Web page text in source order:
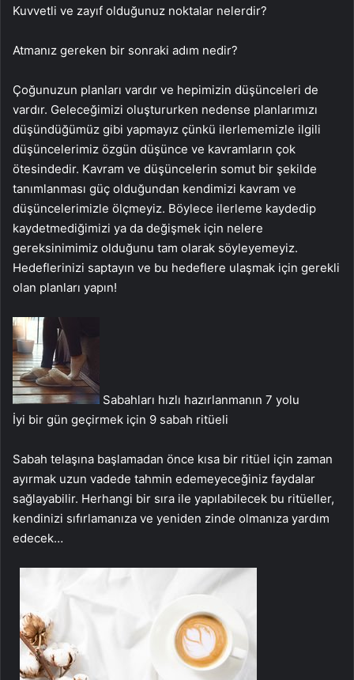
Kuvvetli ve zayıf olduğunuz noktalar nelerdir?
Atmanız gereken bir sonraki adım nedir?
Çoğunuzun planları vardır ve hepimizin düşünceleri de
vardır. Geleceğimizi oluştururken nedense planlarımızı
düşündüğümüz gibi yapmayız çünkü ilerlememizle ilgili
düşüncelerimiz özgün düşünce ve kavramların çok
ötesindedir. Kavram ve düşüncelerin somut bir şekilde
tanımlanması güç olduğundan kendimizi kavram ve
düşüncelerimizle ölçmeyiz. Böylece ilerleme kaydedip
kaydetmediğimizi ya da değişmek için nelere
gereksinimimiz olduğunu tam olarak söyleyemeyiz.
Hedeflerinizi saptayın ve bu hedeflere ulaşmak için gerekli
olan planları yapın!
Sabahları hızlı hazırlanmanın 7 yolu
İyi bir gün geçirmek için 9 sabah ritüeli
Sabah telaşına başlamadan önce kısa bir ritüel için zaman
ayırmak uzun vadede tahmin edemeyeceğiniz faydalar
sağlayabilir. Herhangi bir sıra ile yapılabilecek bu ritüeller,
kendinizi sıfırlamanıza ve yeniden zinde olmanıza yardım
edecek…